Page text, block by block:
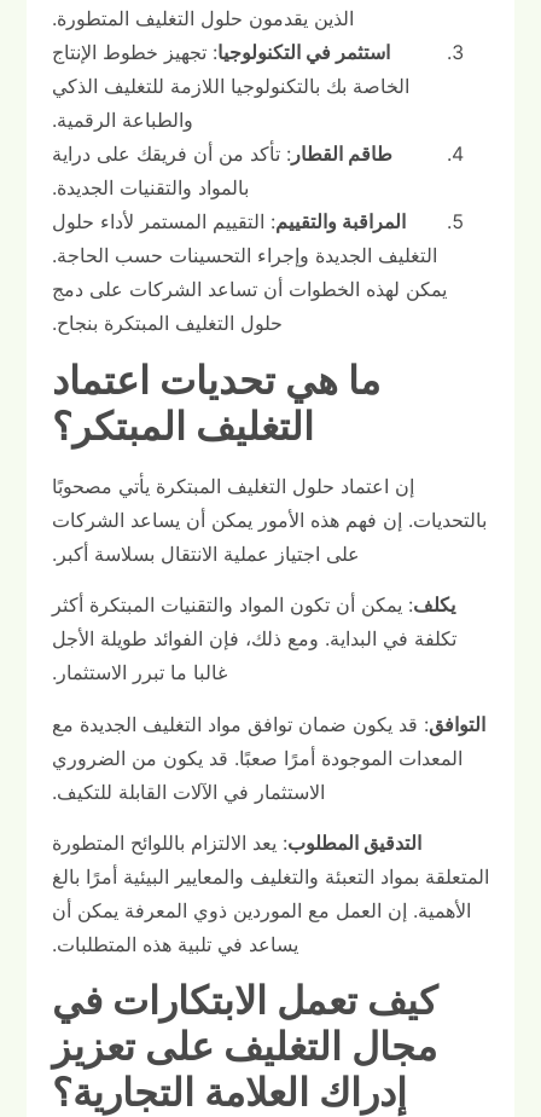
الذين يقدمون حلول التغليف المتطورة.
استثمر في التكنولوجيا: تجهيز خطوط الإنتاج
الخاصة بك بالتكنولوجيا اللازمة للتغليف الذكي
والطباعة الرقمية.
طاقم القطار : تأكد من أن فريقك على دراية
بالمواد والتقنيات الجديدة.
المراقبة والتقييم: التقييم المستمر لأداء حلول
التغليف الجديدة وإجراء التحسينات حسب الحاجة.
يمكن لهذه الخطوات أن تساعد الشركات على دمج
حلول التغليف المبتكرة بنجاح.
ما هي تحديات اعتماد
التغليف المبتكر؟
إن اعتماد حلول التغليف المبتكرة يأتي مصحوبًا
بالتحديات. إن فهم هذه الأمور يمكن أن يساعد الشركات
على اجتياز عملية الانتقال بسلاسة أكبر.
يكلف: يمكن أن تكون المواد والتقنيات المبتكرة أكثر
تكلفة في البداية. ومع ذلك، فإن الفوائد طويلة الأجل
غالبا ما تبرر الاستثمار.
التوافق: قد يكون ضمان توافق مواد التغليف الجديدة مع
المعدات الموجودة أمرًا صعبًا. قد يكون من الضروري
الاستثمار في الآلات القابلة للتكيف.
التدقيق المطلوب: يعد الالتزام باللوائح المتطورة
المتعلقة بمواد التعبئة والتغليف والمعايير البيئية أمرًا بالغ
الأهمية. إن العمل مع الموردين ذوي المعرفة يمكن أن
يساعد في تلبية هذه المتطلبات.
كيف تعمل الابتكارات في
مجال التغليف على تعزيز
إدراك العلامة التجارية؟